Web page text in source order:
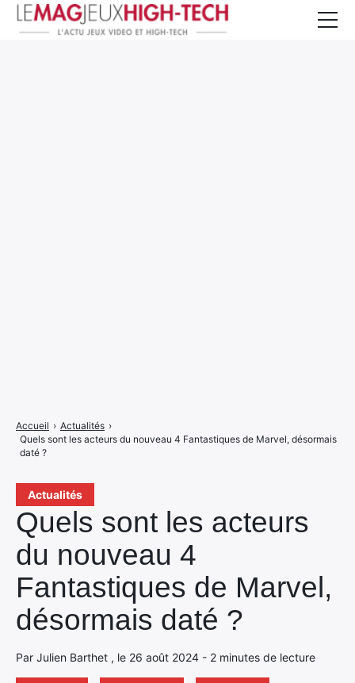
Actualités
Quels sont les acteurs
du nouveau 4
Fantastiques de Marvel,
désormais daté ?
Par Julien Barthet , le 26 août 2024 - 2 minutes de lecture
Accueil › Actualités ›
Quels sont les acteurs du nouveau 4 Fantastiques de Marvel, désormais
daté ?